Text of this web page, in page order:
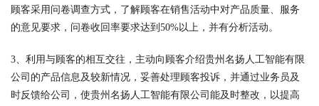
顾客采用问卷调查方式，了解顾客在销售活动中对产品质量、服务
的意见要求，问卷收回率要求达到50%以上，并有分析活动。
3、利用与顾客的相互交往，主动向顾客介绍贵州名扬人工智能有限
公司的产品信息及较新情况，妥善处理顾客投诉，并通过业务员及
时反馈给公司，使贵州名扬人工智能有限公司能及时整改，以提高